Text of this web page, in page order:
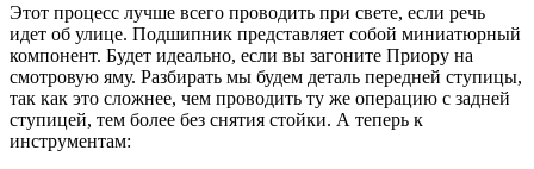
Этот процесс лучше всего проводить при свете, если речь
идет об улице. Подшипник представляет собой миниатюрный
компонент. Будет идеально, если вы загоните Приору на
смотровую яму. Разбирать мы будем деталь передней ступицы,
так как это сложнее, чем проводить ту же операцию с задней
ступицей, тем более без снятия стойки. А теперь к
инструментам: